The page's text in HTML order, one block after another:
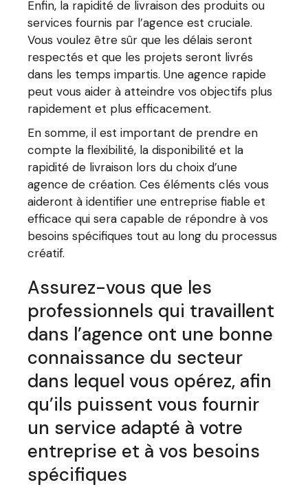
Enfin, la rapidité de livraison des produits ou
services fournis par l’agence est cruciale.
Vous voulez être sûr que les délais seront
respectés et que les projets seront livrés
dans les temps impartis. Une agence rapide
peut vous aider à atteindre vos objectifs plus
rapidement et plus efficacement.
En somme, il est important de prendre en
compte la flexibilité, la disponibilité et la
rapidité de livraison lors du choix d’une
agence de création. Ces éléments clés vous
aideront à identifier une entreprise fiable et
efficace qui sera capable de répondre à vos
besoins spécifiques tout au long du processus
créatif.
Assurez-vous que les
professionnels qui travaillent
dans l’agence ont une bonne
connaissance du secteur
dans lequel vous opérez, afin
qu’ils puissent vous fournir
un service adapté à votre
entreprise et à vos besoins
spécifiques